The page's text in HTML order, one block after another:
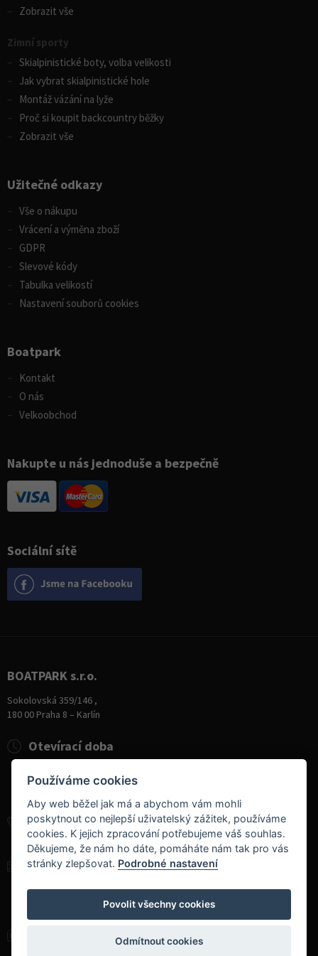
Sociální sítě
Zobrazit vše
Zimní sporty
Skialpinistické boty, volba velikosti
Jak vybrat skialpinistické hole
Montáž vázání na lyže
Proč si koupit backcountry běžky
Zobrazit vše
Užitečné odkazy
Vše o nákupu
Vrácení a výměna zboží
GDPR
Slevové kódy
Tabulka velikostí
Nastavení souborů cookies
Boatpark
Kontakt
O nás
Velkoobchod
Nakupte u nás jednoduše a bezpečně
BOATPARK s.r.o.
Sokolovská 359/146 ,
180 00 Praha 8 – Karlín
+420 284 826 787
+420 604 728 042
info@boatpark.cz
Otevírací doba
Úterý - Pátek
10:00 - 19:00
Sobota
9:00 - 14:00
Používáme cookies
Aby web běžel jak má a abychom vám mohli
poskytnout co nejlepší uživatelský zážitek, používáme
cookies. K jejich zpracování potřebujeme váš souhlas.
Děkujeme, že nám ho dáte, pomáháte nám tak pro vás
stránky zlepšovat. Podrobné nastavení
Povolit všechny cookies
Odmítnout cookies